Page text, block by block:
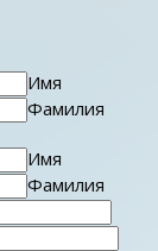
Имя
Фамилия
Имя
Фамилия